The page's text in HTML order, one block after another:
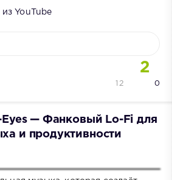
из YouTube
2
0
12
Eyes — Фанковый Lo-Fi для
и продуктивности